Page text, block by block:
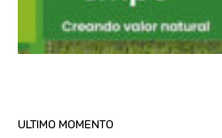
ULTIMO MOMENTO